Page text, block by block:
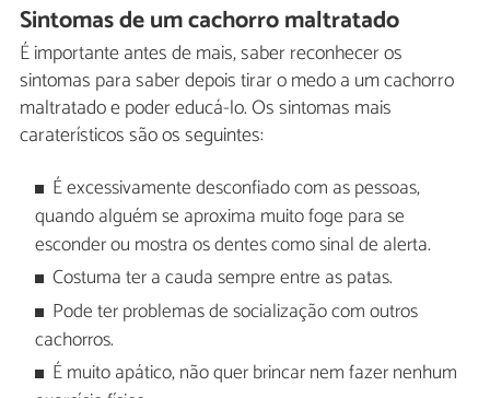
Sintomas de um cachorro maltratado
É importante antes de mais, saber reconhecer os
sintomas para saber depois tirar o medo a um cachorro
maltratado e poder educá-lo. Os sintomas mais
caraterísticos são os seguintes:
É excessivamente desconfiado com as pessoas,
quando alguém se aproxima muito foge para se
esconder ou mostra os dentes como sinal de alerta.
Costuma ter a cauda sempre entre as patas.
Pode ter problemas de socialização com outros
cachorros.
É muito apático, não quer brincar nem fazer nenhum